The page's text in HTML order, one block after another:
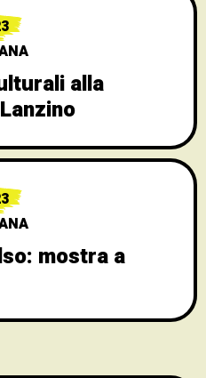
alla
mostra a